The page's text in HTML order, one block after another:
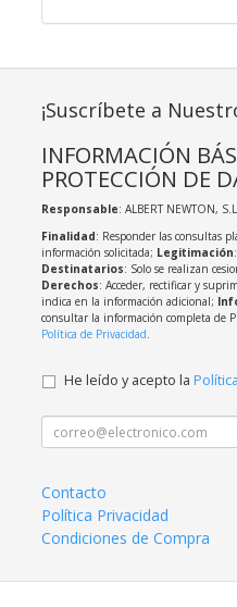
¡Suscríbete a
INFORMACIÓN
PROTECCIÓN DE
Responsable: ALBERT NEWTON,
Finalidad: Responder las consultas
información solicitada; Legitimación
Destinatarios: Solo se realizan
Derechos: Acceder, rectificar y
indica en la información adicional;
consultar la información completa de
Política de Privacidad.
He leído y acepto la
Contacto
Política Privacidad
Condiciones de Compra